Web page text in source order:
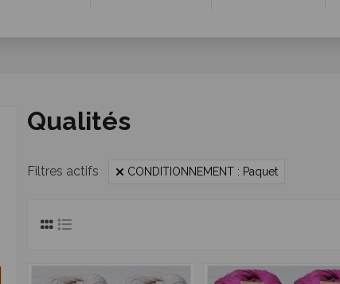
Qualités
Filtres actifs CONDITIONNEMENT : Paquet